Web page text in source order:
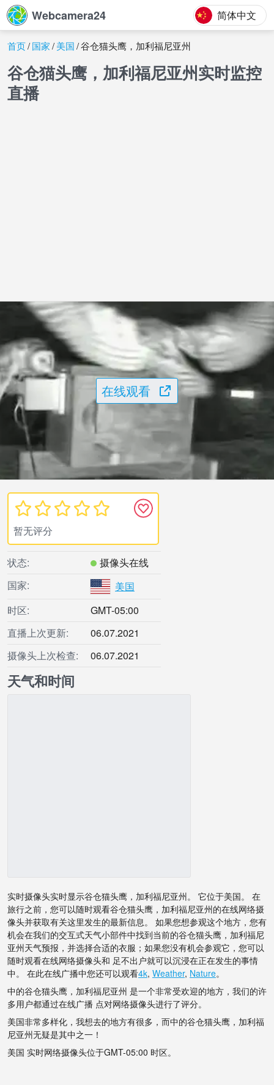
Webcamera24 简体中文
首页 国家 美国 谷仓猫头鹰，加利福尼亚州
谷仓猫头鹰，加利福尼亚州实时监控
直播
在线观看
暂无评分
状态:
摄像头在线
国家:
美国
时区:
GMT-05:00
直播上次更新:
06.07.2021
摄像头上次检查:
06.07.2021
天气和时间
实时摄像头实时显示谷仓猫头鹰，加利福尼亚州。 它位于美国。 在
旅行之前，您可以随时观看谷仓猫头鹰，加利福尼亚州的在线网络摄
像头并获取有关这里发生的最新信息。 如果您想参观这个地方，您有
机会在我们的交互式天气小部件中找到当前的谷仓猫头鹰，加利福尼
亚州天气预报，并选择合适的衣服；如果您没有机会参观它，您可以
随时观看在线网络摄像头和 足不出户就可以沉浸在正在发生的事情
中。 在此在线广播中您还可以观看4k, Weather, Nature。
中的谷仓猫头鹰，加利福尼亚州 是一个非常受欢迎的地方，我们的许
多用户都通过在线广播 点对网络摄像头进行了评分。
美国非常多样化，我想去的地方有很多，而中的谷仓猫头鹰，加利福
尼亚州无疑是其中之一！
美国 实时网络摄像头位于GMT-05:00 时区。